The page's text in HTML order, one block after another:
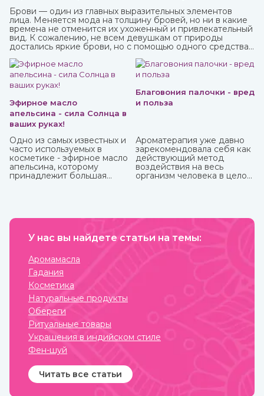
Брови — один из главных выразительных элементов
лица. Меняется мода на толщину бровей, но ни в какие
времена не отменится их ухоженный и привлекательный
вид. К сожалению, не всем девушкам от природы
достались яркие брови, но с помощью одного средства
которую можно приобрести в интернет-магазине
ИндоКитай.
Эфирное масло
апельсина - сила Солнца в
ваших руках!
Одно из самых известных и
часто используемых в
косметике - эфирное масло
апельсина, которому
принадлежит большая
получения. Это яркий,
который подарит вам
Благовония палочки - вред
и польза
Ароматерапия уже давно
зарекомендовала себя как
действующий метод
воздействия на весь
организм человека в целом:
ароматерапии, бывают
разные составы.
У нас вы найдете статьи на темы:
Аромамасла
Гадания
Косметика
Натуральные продукты
Обереги
Ритуальные товары
Украшения в индийском стиле
Фен-шуй
Читать все статьи